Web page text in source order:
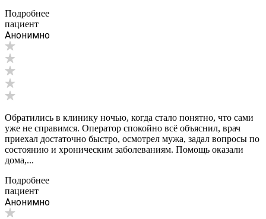
Подробнее
пациент
Анонимно
Обратились в клинику ночью, когда стало понятно, что сами
уже не справимся. Оператор спокойно всё объяснил, врач
приехал достаточно быстро, осмотрел мужа, задал вопросы по
состоянию и хроническим заболеваниям. Помощь оказали
дома,...
Подробнее
пациент
Анонимно